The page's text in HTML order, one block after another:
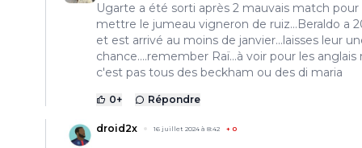
Ugarte a été sorti après 2 mauvais match pour
mettre le jumeau vigneron de ruiz...Beraldo a
et est arrivé au moins de janvier...laisses leur
chance....remember Raï...à voir pour les anglais
c'est pas tous des beckham ou des di maria
0+ Répondre
droid2x 16 juillet 2024 à 8:42 + 0